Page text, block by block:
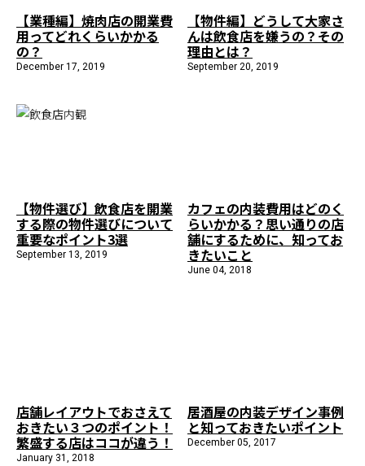
【業種編】焼肉店の開業費
用ってどれくらいかかる
の？
December 17, 2019
【物件編】どうして大家さ
んは飲食店を嫌うの？その
理由とは？
September 20, 2019
【物件選び】飲食店を開業
する際の物件選びについて
重要なポイント3選
September 13, 2019
カフェの内装費用はどのく
らいかかる？思い通りの店
舗にするために、知ってお
きたいこと
June 04, 2018
店舗レイアウトでおさえて
おきたい３つのポイント！
繁盛する店はココが違う！
January 31, 2018
居酒屋の内装デザイン事例
と知っておきたいポイント
December 05, 2017